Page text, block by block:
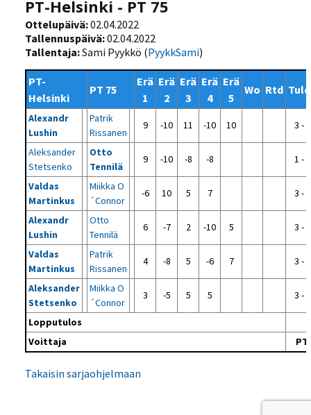
PT-Helsinki - PT 75
Ottelupäivä:02.04.2022
Tallennuspäivä:02.04.2022
Tallentaja:Sami Pyykkö (PyykkSami)
PT-
Helsinki
PT 75
Erä
1
Erä
2
Erä
3
Erä
4
Erä
5
Wo Rtd
Alexandr
Lushin
Patrik
Rissanen
9 -10 11 -10 10 3 - 2
Aleksander
Stetsenko
Otto
Tennilä
9 -10 -8 -8 1 - 3
Valdas
Martinkus
Miikka O
´Connor
-6 10 5 7 3 - 1
Alexandr
Lushin
Otto
Tennilä
6 -7 2 -10 5 3 - 2
Valdas
Martinkus
Patrik
Rissanen
4 -8 5 -6 7 3 - 2
Aleksander
Stetsenko
Miikka O
´Connor
3 -5 5 5 3 - 1
Lopputulos
Voittaja
Takaisin sarjaohjelmaan